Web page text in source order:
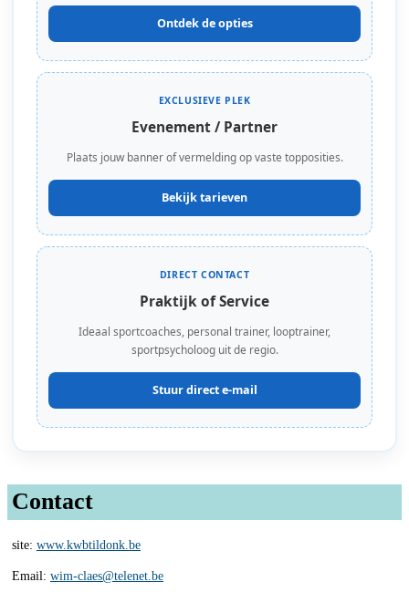
Ontdek de opties
EXCLUSIEVE PLEK
Evenement / Partner
Plaats jouw banner of vermelding op vaste topposities.
Bekijk tarieven
DIRECT CONTACT
Praktijk of Service
Ideaal sportcoaches, personal trainer, looptrainer,
sportpsycholoog uit de regio.
Stuur direct e-mail
Contact
site: www.kwbtildonk.be
Email: wim-claes@telenet.be